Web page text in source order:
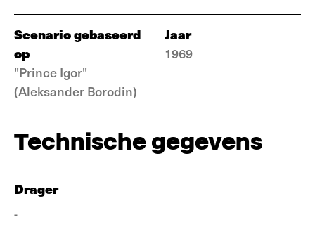
Scenario gebaseerd
op
"Prince Igor"
(Aleksander Borodin)
Jaar
1969
Technische gegevens
Drager
-